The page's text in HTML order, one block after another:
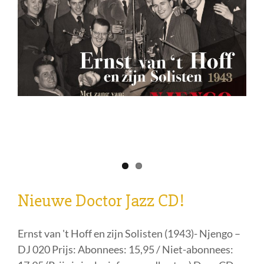
17,95 (Prijs is inclusief verzendkosten) Deze CD
kopen: Ernst van ’t Hoff en zijn solisten Een paar
maanden
... Lees meer »
Categorieën:Nieuws